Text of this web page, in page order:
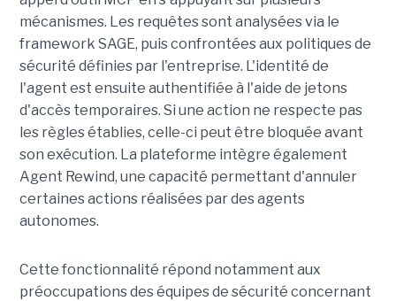
mécanismes. Les requêtes sont analysées via le
framework SAGE, puis confrontées aux politiques de
sécurité définies par l'entreprise. L'identité de
l'agent est ensuite authentifiée à l'aide de jetons
d'accès temporaires. Si une action ne respecte pas
les règles établies, celle-ci peut être bloquée avant
son exécution. La plateforme intègre également
Agent Rewind, une capacité permettant d'annuler
certaines actions réalisées par des agents
autonomes.
Cette fonctionnalité répond notamment aux
préoccupations des équipes de sécurité concernant